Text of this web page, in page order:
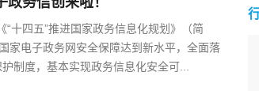
十四五”推进国家政务信息化规划》（简
家电子政务网安全保障达到新水平，全面落
制度，基本实现政务信息化安全可...